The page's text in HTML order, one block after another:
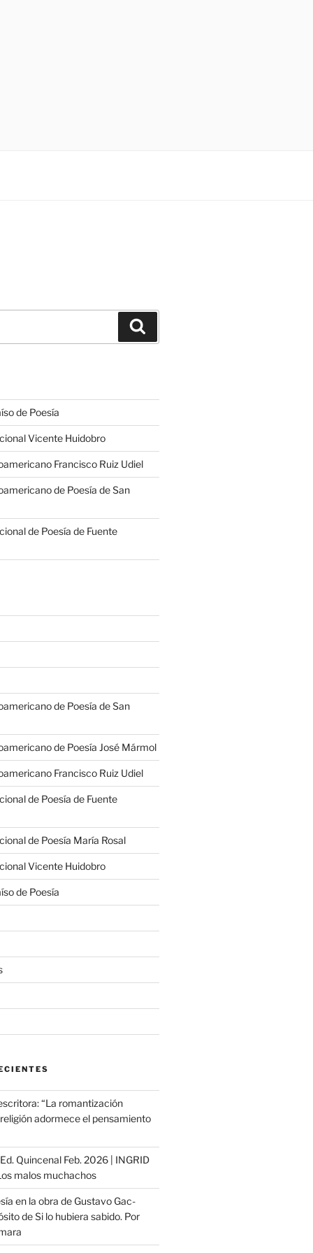
de Poesía
Vicente Huidobro
Francisco Ruiz Udiel
de Poesía de San
de Poesía de Fuente
de Poesía de San
de Poesía José Mármol
Francisco Ruiz Udiel
de Poesía de Fuente
de Poesía María Rosal
Vicente Huidobro
de Poesía
“La romantización
adormece el pensamiento
Quincenal Feb. 2026 | INGRID
malos muchachos
en la obra de Gustavo Gac-
de Si lo hubiera sabido. Por